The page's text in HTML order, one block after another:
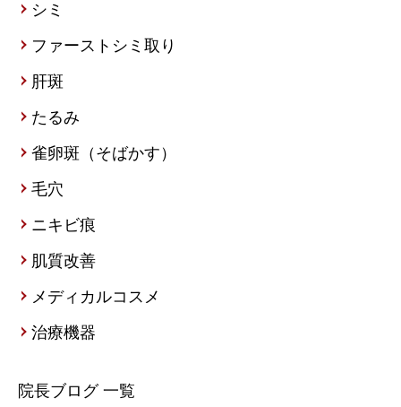
シミ
ファーストシミ取り
肝斑
たるみ
雀卵斑（そばかす）
毛穴
ニキビ痕
肌質改善
メディカルコスメ
治療機器
院長ブログ 一覧